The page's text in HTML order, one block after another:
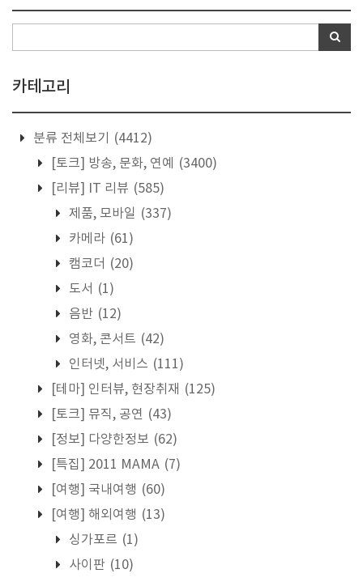
카테고리
분류 전체보기
(4412)
[토크] 방송, 문화, 연예
(3400)
[리뷰] IT 리뷰 (585)
제품, 모바일 (337)
카메라 (61)
캠코더 (20)
도서 (1)
음반 (12)
영화, 콘서트 (42)
인터넷, 서비스 (111)
[테마] 인터뷰, 현장취재 (125)
[토크] 뮤직, 공연 (43)
[정보] 다양한정보 (62)
[특집] 2011 MAMA (7)
[여행] 국내여행 (60)
[여행] 해외여행 (13)
싱가포르 (1)
사이판 (10)